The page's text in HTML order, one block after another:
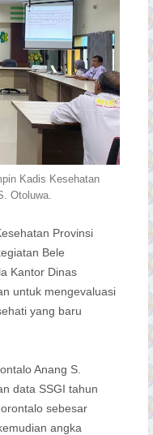
Kadis Kesehatan
Otoluwa.
Provinsi
Bele
Kantor Dinas
untuk mengevaluasi
yang baru
Anang S.
data SSGI tahun
sebesar
angka